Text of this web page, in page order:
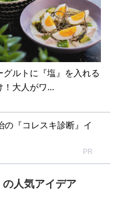
グルトに『塩』を入れる
！大人がワ...
の『コレスキ診断』イ
PR
の人気アイデア